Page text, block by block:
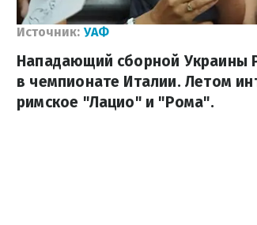
Источник: УАФ
Нападающий сборной Украины
в чемпионате Италии. Летом
римское "Лацио" и "Рома".